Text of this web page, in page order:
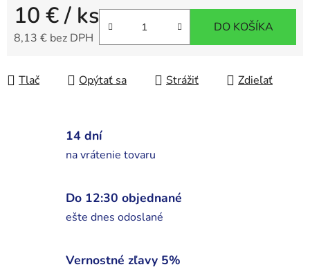
10 €/ ks
8,13 € bez DPH
DO KOŠÍKA
Tlač Opýtať sa Strážiť Zdieľať
14 dní
na vrátenie tovaru
Do 12:30 objednané
ešte dnes odoslané
Vernostné zľavy 5%